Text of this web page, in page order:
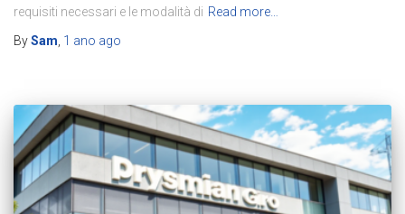
requisiti necessari e le modalità di Read more…
BySam 1 ano ago